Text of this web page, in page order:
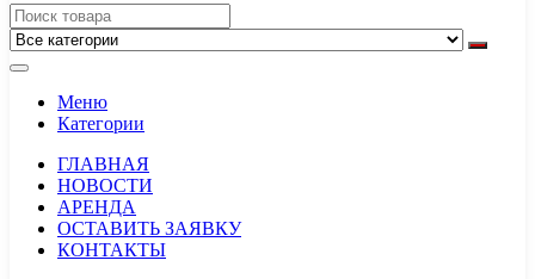
Меню
Категории
ГЛАВНАЯ
НОВОСТИ
АРЕНДА
ОСТАВИТЬ ЗАЯВКУ
КОНТАКТЫ